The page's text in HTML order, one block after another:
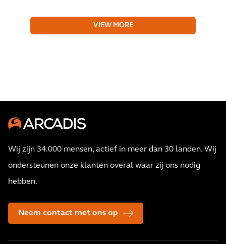
VIEW MORE
Wij zijn 34.000 mensen, actief in meer dan 30 landen. Wij
ondersteunen onze klanten overal waar zij ons nodig
hebben.
Neem contact met ons op